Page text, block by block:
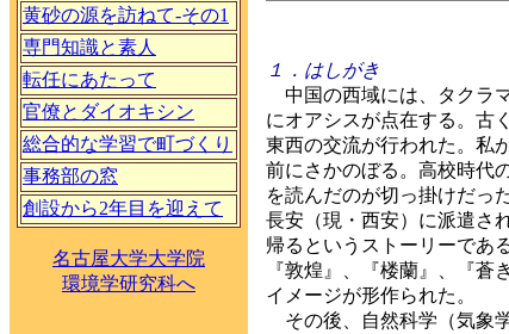
黄砂の源を訪ねて-その1
専門知識と素人
転任にあたって
官僚とダイオキシン
総合的な学習で町づくり
事務部の窓
創設から2年目を迎えて
名古屋大学大学院
環境学研究科へ
１．はしがき
中国の西域には、タクラ
にオアシスが点在する。古
東西の交流が行われた。私
前にさかのぼる。高校時代
を読んだのが切っ掛けだっ
長安（現・西安）に派遣さ
帰るというストーリーであ
『敦煌』、『楼蘭』、『
イメージが形作られた。
その後、自然科学（気象